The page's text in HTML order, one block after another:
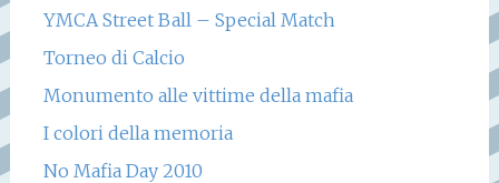
YMCA Street Ball – Special Match
Torneo di Calcio
Monumento alle vittime della mafia
I colori della memoria
No Mafia Day 2010